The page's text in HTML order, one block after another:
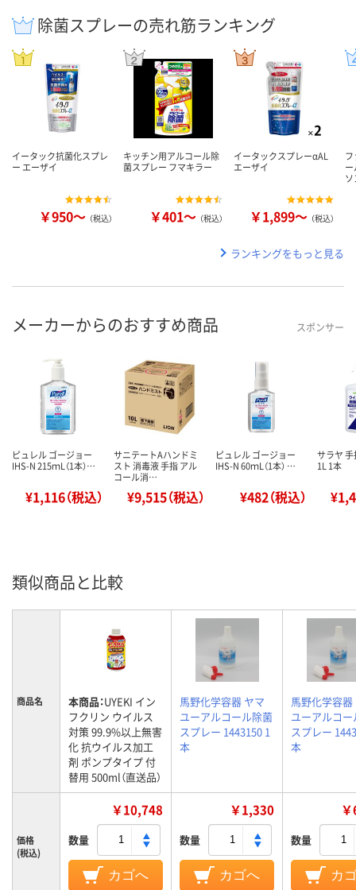
除菌スプレーの売れ筋ランキング
イータック抗菌化スプレ
ー エーザイ
￥950～ （税込）
キッチン用アルコール除
菌スプレー フマキラー
￥401～ （税込）
イータックスプレーαAL
エーザイ
￥1,899～ （税込）
ランキングをもっと見る
メーカーからのおすすめ商品 スポンサー
ピュレル ゴージョー
IHS-N 215ｍL（1本）…
¥1,116（税込）
サニテートAハンドミ
スト 消毒液 手指 アル
コール消…
¥9,515（税込）
ピュレル ゴージョー
IHS-N 60ｍL（1本） …
¥482（税込）
サラヤ
1L 1本
類似商品と比較
商品名 本商品：UYEKI イン
フクリン ウイルス
対策 99.9%以上無害
化 抗ウイルス加工
剤 ポンプタイプ 付
替用 500ml（直送品）
馬野化学容器 ヤマ
ユーアルコール除菌
スプレー 1443150 1
本
馬野化学容器
ユーアルコ
スプレー
本
価格
(税込)
￥10,748
数量
カゴへ
￥1,330
数量
カゴへ
数量
カ